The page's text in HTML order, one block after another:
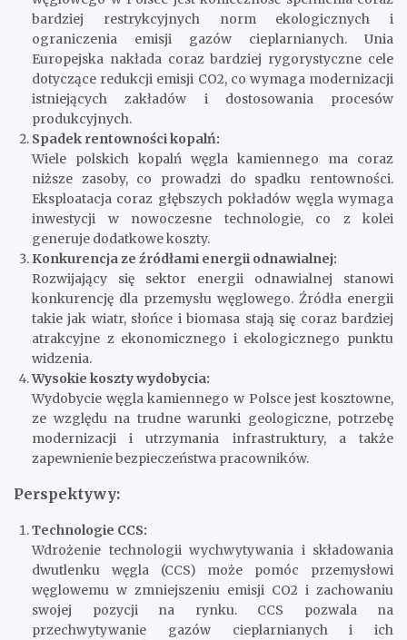
bardziej restrykcyjnych norm ekologicznych i
ograniczenia emisji gazów cieplarnianych. Unia
Europejska nakłada coraz bardziej rygorystyczne cele
dotyczące redukcji emisji CO2, co wymaga modernizacji
istniejących zakładów i dostosowania procesów
produkcyjnych.
Spadek rentowności kopalń:
Wiele polskich kopalń węgla kamiennego ma coraz
niższe zasoby, co prowadzi do spadku rentowności.
Eksploatacja coraz głębszych pokładów węgla wymaga
inwestycji w nowoczesne technologie, co z kolei
generuje dodatkowe koszty.
Konkurencja ze źródłami energii odnawialnej:
Rozwijający się sektor energii odnawialnej stanowi
konkurencję dla przemysłu węglowego. Źródła energii
takie jak wiatr, słońce i biomasa stają się coraz bardziej
atrakcyjne z ekonomicznego i ekologicznego punktu
widzenia.
Wysokie koszty wydobycia:
Wydobycie węgla kamiennego w Polsce jest kosztowne,
ze względu na trudne warunki geologiczne, potrzebę
modernizacji i utrzymania infrastruktury, a także
zapewnienie bezpieczeństwa pracowników.
Perspektywy:
Technologie CCS:
Wdrożenie technologii wychwytywania i składowania
dwutlenku węgla (CCS) może pomóc przemysłowi
węglowemu w zmniejszeniu emisji CO2 i zachowaniu
swojej pozycji na rynku. CCS pozwala na
przechwytywanie gazów cieplarnianych i ich